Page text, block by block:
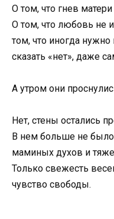
О том, что гнев
О том, что любовь не
том, что иногда нужно
сказать «нет», даже
А утром они
Нет, стены остались
В нем больше не
маминых духов и
Только свежесть
чувство свободы.